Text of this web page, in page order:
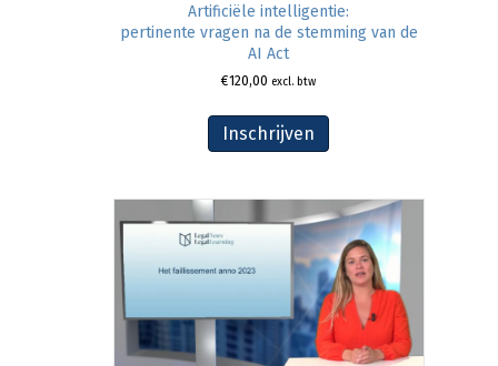
Artificiële intelligentie:
pertinente vragen na de stemming van de
AI Act
€120,00 excl. btw
Inschrijven